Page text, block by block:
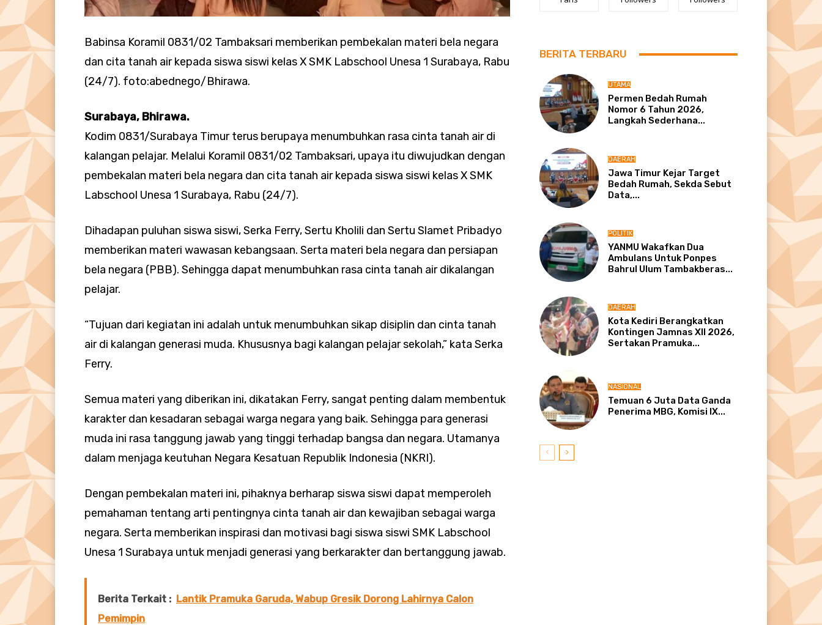
Babinsa Koramil 0831/02 Tambaksari memberikan pembekalan materi bela negara
dan cita tanah air kepada siswa siswi kelas X SMK Labschool Unesa 1 Surabaya, Rabu
(24/7). foto:abednego/Bhirawa.
Surabaya, Bhirawa.
Kodim 0831/Surabaya Timur terus berupaya menumbuhkan rasa cinta tanah air di
kalangan pelajar. Melalui Koramil 0831/02 Tambaksari, upaya itu diwujudkan dengan
pembekalan materi bela negara dan cita tanah air kepada siswa siswi kelas X SMK
Labschool Unesa 1 Surabaya, Rabu (24/7).
Dihadapan puluhan siswa siswi, Serka Ferry, Sertu Kholili dan Sertu Slamet Pribadyo
memberikan materi wawasan kebangsaan. Serta materi bela negara dan persiapan
bela negara (PBB). Sehingga dapat menumbuhkan rasa cinta tanah air dikalangan
pelajar.
“Tujuan dari kegiatan ini adalah untuk menumbuhkan sikap disiplin dan cinta tanah
air di kalangan generasi muda. Khususnya bagi kalangan pelajar sekolah,” kata Serka
Ferry.
Semua materi yang diberikan ini, dikatakan Ferry, sangat penting dalam membentuk
karakter dan kesadaran sebagai warga negara yang baik. Sehingga para generasi
muda ini rasa tanggung jawab yang tinggi terhadap bangsa dan negara. Utamanya
dalam menjaga keutuhan Negara Kesatuan Republik Indonesia (NKRI).
Dengan pembekalan materi ini, pihaknya berharap siswa siswi dapat memperoleh
pemahaman tentang arti pentingnya cinta tanah air dan kewajiban sebagai warga
negara. Serta memberikan inspirasi dan motivasi bagi siswa siswi SMK Labschool
Unesa 1 Surabaya untuk menjadi generasi yang berkarakter dan bertanggung jawab.
Berita Terkait : Lantik Pramuka Garuda, Wabup Gresik Dorong Lahirnya Calon
Pemimpin
BERITA TERBARU
UTAMA
Permen Bedah Rumah
Nomor 6 Tahun 2026,
Langkah Sederhana...
DAERAH
Jawa Timur Kejar Target
Bedah Rumah, Sekda Sebut
Data,...
POLITIK
YANMU Wakafkan Dua
Ambulans Untuk Ponpes
Bahrul Ulum Tambakberas...
DAERAH
Kota Kediri Berangkatkan
Kontingen Jamnas XII 2026,
Sertakan Pramuka...
NASIONAL
Temuan 6 Juta Data Ganda
Penerima MBG, Komisi IX...